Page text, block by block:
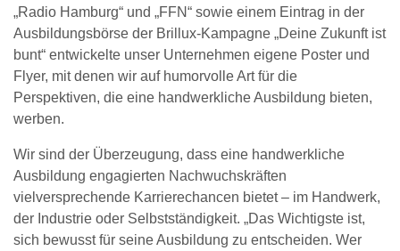
„Radio Hamburg“ und „FFN“ sowie einem Eintrag in der
Ausbildungsbörse der Brillux-Kampagne „Deine Zukunft ist
bunt“ entwickelte unser Unternehmen eigene Poster und
Flyer, mit denen wir auf humorvolle Art für die
Perspektiven, die eine handwerkliche Ausbildung bieten,
werben.
Wir sind der Überzeugung, dass eine handwerkliche
Ausbildung engagierten Nachwuchskräften
vielversprechende Karrierechancen bietet – im Handwerk,
der Industrie oder Selbstständigkeit. „Das Wichtigste ist,
sich bewusst für seine Ausbildung zu entscheiden. Wer